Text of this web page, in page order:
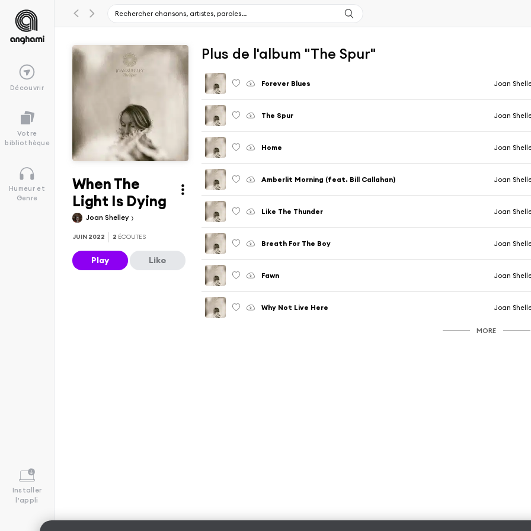
Découvrir
Votre
bibliothèque
Humeur et
Genre
Installer
l'appli
When The
Light Is Dying
Joan Shelley
JUIN 2022 2 ÉCOUTES
Play Like
Plus de l'album "The Spur"
Forever Blues Joan
The Spur Joan
Home Joan
Amberlit Morning (feat. Bill Callahan) Joan
Like The Thunder Joan
Breath For The Boy Joan
Fawn Joan
Why Not Live Here Joan
MORE